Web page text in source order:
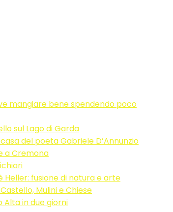
mangiare bene spendendo poco
sul Lago di Garda
del poeta Gabriele D’Annunzio
a Cremona
Heller: fusione di natura e arte
Mulini e Chiese
Alta in due giorni